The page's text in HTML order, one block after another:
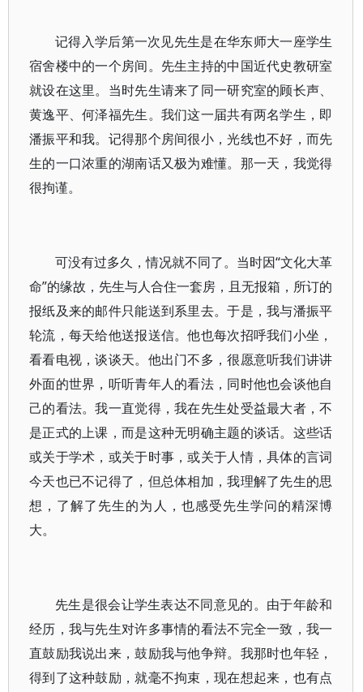
记得入学后第一次见先生是在华东师大一座学生
宿舍楼中的一个房间。先生主持的中国近代史教研室
就设在这里。当时先生请来了同一研究室的顾长声、
黄逸平、何泽福先生。我们这一届共有两名学生，即
潘振平和我。记得那个房间很小，光线也不好，而先
生的一口浓重的湖南话又极为难懂。那一天，我觉得
很拘谨。
可没有过多久，情况就不同了。当时因“文化大革
命”的缘故，先生与人合住一套房，且无报箱，所订的
报纸及来的邮件只能送到系里去。于是，我与潘振平
轮流，每天给他送报送信。他也每次招呼我们小坐，
看看电视，谈谈天。他出门不多，很愿意听我们讲讲
外面的世界，听听青年人的看法，同时他也会谈他自
己的看法。我一直觉得，我在先生处受益最大者，不
是正式的上课，而是这种无明确主题的谈话。这些话
或关于学术，或关于时事，或关于人情，具体的言词
今天也已不记得了，但总体相加，我理解了先生的思
想，了解了先生的为人，也感受先生学问的精深博
大。
先生是很会让学生表达不同意见的。由于年龄和
经历，我与先生对许多事情的看法不完全一致，我一
直鼓励我说出来，鼓励我与他争辩。我那时也年轻，
得到了这种鼓励，就毫不拘束，现在想起来，也有点